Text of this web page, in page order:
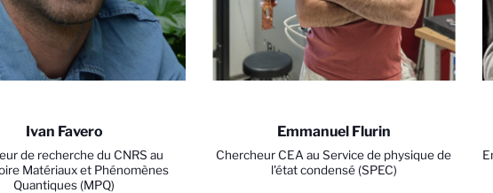
Ivan Favero
de recherche du CNRS au
Matériaux et Phénomènes
Quantiques (MPQ)
Emmanuel Flurin
Chercheur CEA au Service de physique de
l'état condensé (SPEC)